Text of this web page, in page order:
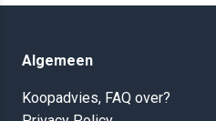
Algemeen
Koopadvies, FAQ over?